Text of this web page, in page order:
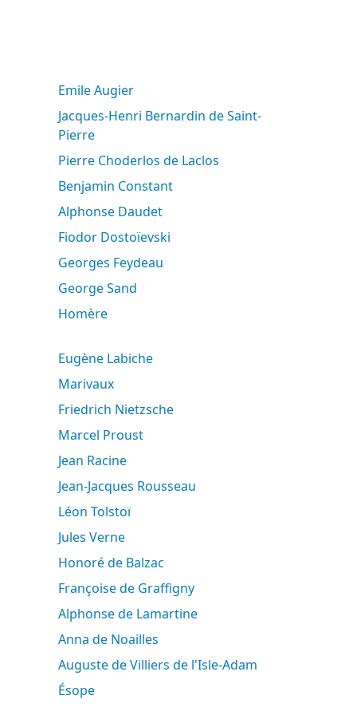
Emile Augier
Jacques-Henri Bernardin de Saint-
Pierre
Pierre Choderlos de Laclos
Benjamin Constant
Alphonse Daudet
Fiodor Dostoïevski
Georges Feydeau
George Sand
Homère
Eugène Labiche
Marivaux
Friedrich Nietzsche
Marcel Proust
Jean Racine
Jean-Jacques Rousseau
Léon Tolstoï
Jules Verne
Honoré de Balzac
Françoise de Graffigny
Alphonse de Lamartine
Anna de Noailles
Auguste de Villiers de l'Isle-Adam
Ésope